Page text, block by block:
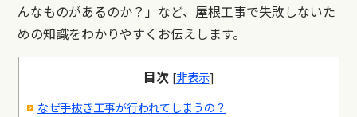
んなものがあるのか？」など、屋根工事で失敗しないた
めの知識をわかりやすくお伝えします。
目次 [非表示]
なぜ手抜き工事が行われてしまうの？